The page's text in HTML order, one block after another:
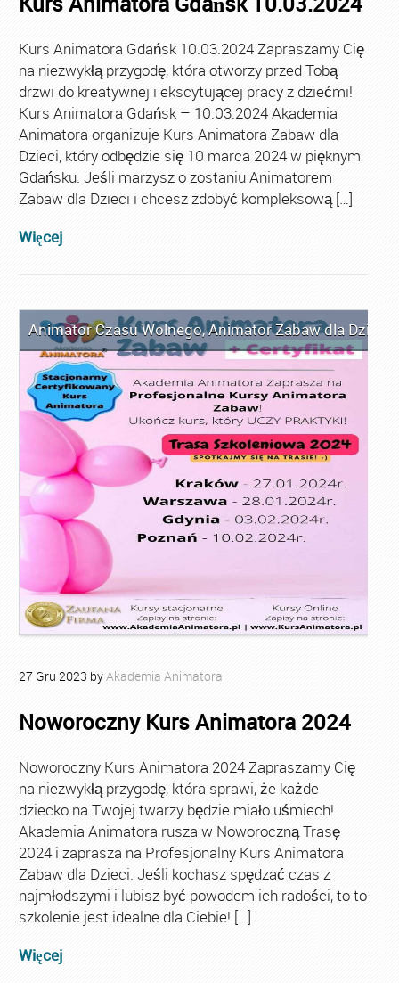
Kurs Animatora Gdańsk 10.03.2024 Zapraszamy Cię
na niezwykłą przygodę, która otworzy przed Tobą
drzwi do kreatywnej i ekscytującej pracy z dziećmi!
Kurs Animatora Gdańsk – 10.03.2024 Akademia
Animatora organizuje Kurs Animatora Zabaw dla
Dzieci, który odbędzie się 10 marca 2024 w pięknym
Gdańsku. Jeśli marzysz o zostaniu Animatorem
Zabaw dla Dzieci i chcesz zdobyć kompleksową […]
Więcej
Animator Czasu Wolnego,Animator Zabaw dla Dzieci
27 Gru 2023 byAkademia Animatora
Noworoczny Kurs Animatora 2024
Noworoczny Kurs Animatora 2024 Zapraszamy Cię
na niezwykłą przygodę, która sprawi, że każde
dziecko na Twojej twarzy będzie miało uśmiech!
Akademia Animatora rusza w Noworoczną Trasę
2024 i zaprasza na Profesjonalny Kurs Animatora
Zabaw dla Dzieci. Jeśli kochasz spędzać czas z
najmłodszymi i lubisz być powodem ich radości, to to
szkolenie jest idealne dla Ciebie! […]
Więcej